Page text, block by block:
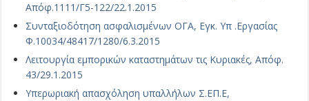
Απόφ.1111/Γ5-122/22.1.2015
Συνταξιοδότηση ασφαλισμένων ΟΓΑ, Εγκ. Υπ .Εργασίας
Φ.10034/48417/1280/6.3.2015
Λειτουργία εμπορικών καταστημάτων τις Κυριακές, Απόφ.
43/29.1.2015
Υπερωριακή απασχόληση υπαλλήλων Σ.ΕΠ.Ε,